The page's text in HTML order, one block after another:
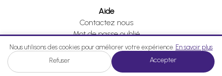
Aide
Contactez nous
Mot de passe oublié
Je me rétracte
Je me rétracte
Nous utilisons des cookies pour améliorer votre expérience. En savoir plus
Refuser Accepter